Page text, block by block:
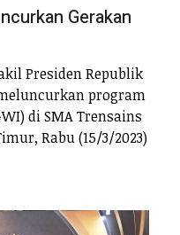
Gerakan
Presiden Republik
program
di SMA Trensains
Rabu (15/3/2023)